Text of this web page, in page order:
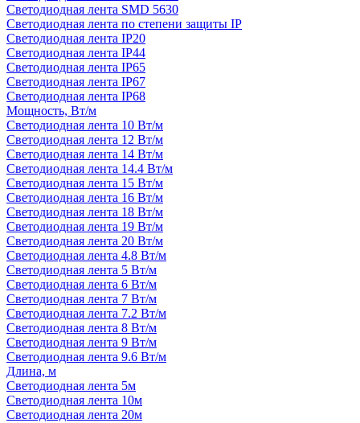
Светодиодная лента SMD 5630
Светодиодная лента по степени защиты IP
Светодиодная лента IP20
Светодиодная лента IP44
Светодиодная лента IP65
Светодиодная лента IP67
Светодиодная лента IP68
Мощность, Вт/м
Светодиодная лента 10 Вт/м
Светодиодная лента 12 Вт/м
Светодиодная лента 14 Вт/м
Светодиодная лента 14.4 Вт/м
Светодиодная лента 15 Вт/м
Светодиодная лента 16 Вт/м
Светодиодная лента 18 Вт/м
Светодиодная лента 19 Вт/м
Светодиодная лента 20 Вт/м
Светодиодная лента 4.8 Вт/м
Светодиодная лента 5 Вт/м
Светодиодная лента 6 Вт/м
Светодиодная лента 7 Вт/м
Светодиодная лента 7.2 Вт/м
Светодиодная лента 8 Вт/м
Светодиодная лента 9 Вт/м
Светодиодная лента 9.6 Вт/м
Длина, м
Светодиодная лента 5м
Светодиодная лента 10м
Светодиодная лента 20м